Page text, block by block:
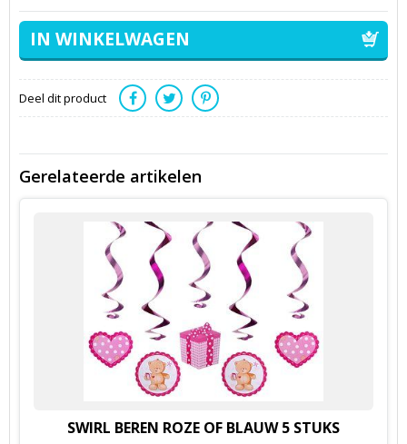
Deel dit product
Gerelateerde artikelen
SWIRL BEREN ROZE OF BLAUW 5 STUKS